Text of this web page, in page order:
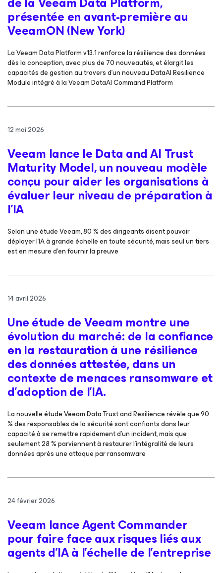
présentée en avant-première au
VeeamON (New York)
La Veeam Data Platform v13.1 renforce la résilience des données
dès la conception, avec plus de 70 nouveautés, et élargit les
capacités de gestion au travers d’un nouveau DataAI Resilience
Module intégré à la Veeam DataAI Command Platform
12 mai 2026
Veeam lance le Data and AI Trust
Maturity Model, un nouveau modèle
conçu pour aider les organisations à
évaluer leur niveau de préparation à
l’IA
Selon une étude Veeam, 80 % des dirigeants disent pouvoir
déployer l’IA à grande échelle en toute sécurité, mais seul un tiers
est en mesure d’en fournir la preuve
14 avril 2026
Une étude de Veeam montre une
évolution du marché : de la confiance
en la restauration à une résilience
des données attestée, dans un
contexte de menaces ransomware et
d’adoption de l’IA.
La nouvelle étude Veeam Data Trust and Resilience révèle que 90
% des responsables de la sécurité sont confiants dans leur
capacité à se remettre rapidement d’un incident, mais que
seulement 28 % parviennent à restaurer l’intégralité de leurs
données après une attaque par ransomware
24 février 2026
Veeam lance Agent Commander
pour faire face aux risques liés aux
agents d’IA à l’échelle de l’entreprise